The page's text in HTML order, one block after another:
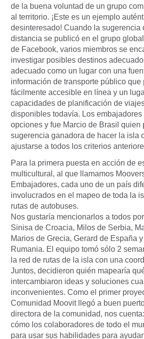
de la buena voluntad de un grupo
al territorio. ¡Este es un ejemplo
desinteresado! Cuando la sugerencia
distancia se publicó en el grupo
de Facebook, varios miembros se
investigar posibles destinos
adecuado como un lugar con una
información de transporte público que
fácilmente accesible en línea y un
capacidades de planificación de
disponibles todavía. Los
opciones y fue Marcio de Brasil quien
sugerencia ganadora de hacer la isla
ajustarse a todos los criterios
Para la primera puesta en acción de
multicultural, al que llamamos
Embajadores, cada uno de un país
involucrados en el mapeo de toda la
rutas de autobuses.
Nos gustaría mencionarlos a todos
Sinisa de Croacia, Milos de Serbia,
Marios de Grecia, Gerard de España
Rumania. El equipo tomó sólo 2
la red de rutas de la isla con una
Juntos, decidieron quién mapearía
intercambiaron ideas y soluciones
inconvenientes. Como el primer
Comunidad Moovit llegó a buen
directora de la comunidad, nos
cómo los colaboradores de todo el
para usar sus habilidades para